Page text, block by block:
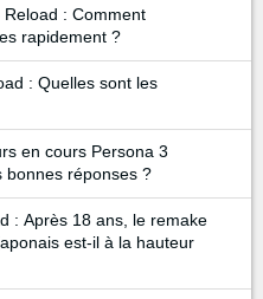
: Comment
rapidement ?
: Quelles sont les
en cours Persona 3
bonnes réponses ?
: Après 18 ans, le remake
est-il à la hauteur